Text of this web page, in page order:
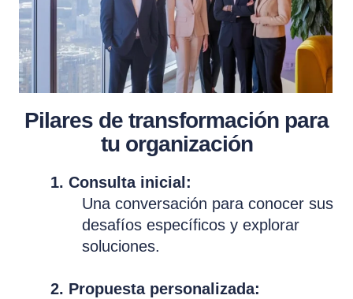
Pilares de transformación para
tu organización
1. Consulta inicial:
Una conversación para conocer sus
desafíos específicos y explorar
soluciones.
2. Propuesta personalizada: